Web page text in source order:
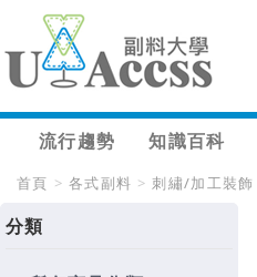
流行趨勢 知識百科
首頁 > 各式副料 > 刺繡/加工裝飾
分類